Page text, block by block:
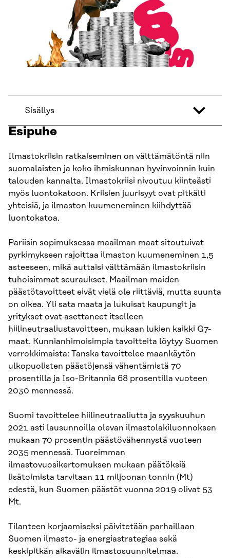
Sisällys
Esipuhe
Ilmastokriisin ratkaiseminen on välttämätöntä niin
suomalaisten ja koko ihmiskunnan hyvinvoinnin kuin
talouden kannalta. Ilmastokriisi nivoutuu kiinteästi
myös luontokatoon. Kriisien juurisyyt ovat pitkälti
yhteisiä, ja ilmaston kuumeneminen kiihdyttää
luontokatoa.
Pariisin sopimuksessa maailman maat sitoutuivat
pyrkimykseen rajoittaa ilmaston kuumeneminen 1,5
asteeseen, mikä auttaisi välttämään ilmastokriisin
tuhoisimmat seuraukset. Maailman maiden
päästötavoitteet eivät vielä ole riittäviä, mutta suunta
on oikea. Yli sata maata ja lukuisat kaupungit ja
yritykset ovat asettaneet itselleen
hiilineutraaliustavoitteen, mukaan lukien kaikki G7-
maat. Kunnianhimoisimpia tavoitteita löytyy Suomen
verrokkimaista: Tanska tavoittelee maankäytön
ulkopuolisten päästöjensä vähentämistä 70
prosentilla ja Iso-Britannia 68 prosentilla vuoteen
2030 mennessä.
Suomi tavoittelee hiilineutraaliutta ja syyskuuhun
2021 asti lausunnoilla olevan ilmastolakiluonnoksen
mukaan 70 prosentin päästövähennystä vuoteen
2035 mennessä. Tuoreimman
ilmastovuosikertomuksen mukaan päätöksiä
lisätoimista tarvitaan 11 miljoonan tonnin (Mt)
edestä, kun Suomen päästöt vuonna 2019 olivat 53
Mt.
Tilanteen korjaamiseksi päivitetään parhaillaan
Suomen ilmasto- ja energiastrategiaa sekä
keskipitkän aikavälin ilmastosuunnitelmaa.